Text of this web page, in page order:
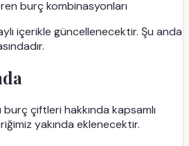
burç kombinasyonları
içerikle güncellenecektir. Şu anda
çiftleri hakkında kapsamlı
yakında eklenecektir.